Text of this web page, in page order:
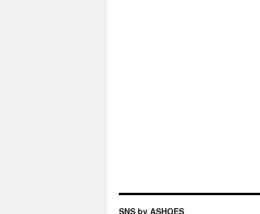
SNS by ASHOES